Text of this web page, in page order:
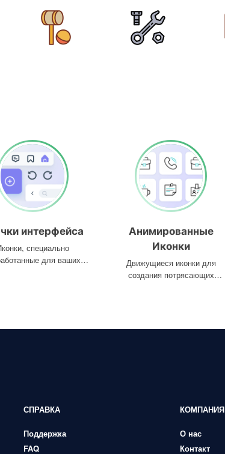
интерфейса
специально
для ваших
Анимированные
Иконки
Движущиеся иконки для
создания потрясающих
СПРАВКА
Поддержка
FAQ
КОМПАНИЯ
О нас
Контакт